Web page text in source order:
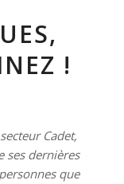
!
Cadet,
ses dernières
que